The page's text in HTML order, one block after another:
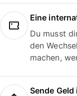
Eine
Du musst
den
machen,
Sende